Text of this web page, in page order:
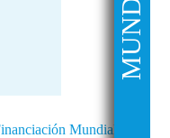
MUNDO
Mundial (GFF)